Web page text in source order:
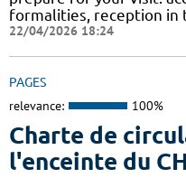
formalities, reception in
22/04/2026 18:24
PAGES
relevance: 100%
Charte de
l'enceinte du